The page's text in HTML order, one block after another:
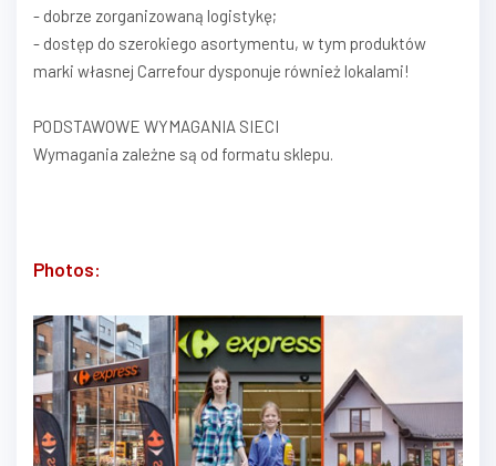
- dobrze zorganizowaną logistykę;
- dostęp do szerokiego asortymentu, w tym produktów
marki własnej Carrefour dysponuje również lokalami!
PODSTAWOWE WYMAGANIA SIECI
Wymagania zależne są od formatu sklepu.
Photos: